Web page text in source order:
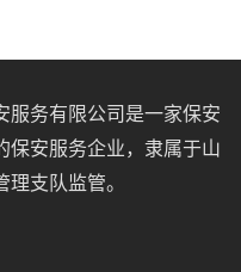
服务有限公司是一家保安
保安服务企业，隶属于山
支队监管。